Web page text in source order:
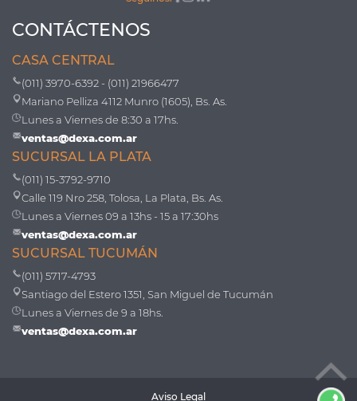
CONTÁCTENOS
CASA CENTRAL
(011) 3970-6392 - (011) 21966477
Mariano Pelliza 4112 Munro (1605), Bs. As.
Lunes a Viernes de 8:30 a 17hs.
ventas@dexa.com.ar
SUCURSAL LA PLATA
(011) 15-3792-9710
Calle 119 Nro 258, Tolosa, La Plata, Bs. As.
Lunes a Viernes 09 a 13hs - 15 a 17:30hs
ventas@dexa.com.ar
SUCURSAL TUCUMÁN
(011) 5717-4793
Santiago del Estero 1351, San Miguel de Tucumán
Lunes a Viernes de 9 a 18hs.
ventas@dexa.com.ar
Aviso Legal